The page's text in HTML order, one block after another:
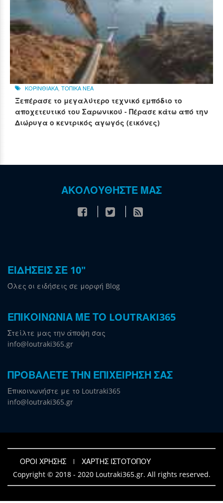
ΚΟΡΙΝΘΙΑΚΑ, ΤΟΠΙΚΑ ΝΕΑ
Ξεπέρασε το μεγαλύτερο τεχνικό εμπόδιο το
αποχετευτικό του Σαρωνικού - Πέρασε κάτω από την
Διώρυγα ο κεντρικός αγωγός (εικόνες)
ΑΚΟΛΟΥΘΗΣΤΕ ΜΑΣ
ΕΙΔΗΣΕΙΣ ΣΕ 10"
Όλες οι ειδήσεις σε μορφή Blog
ΕΠΙΚΟΙΝΩΝΙΑ ΜΕ ΤΟ LOUTRAKI365
Στείλτε μας την άποψη σας
info@loutraki365.gr
ΠΡΟΒΑΛΕΤΕ ΤΗΝ ΕΠΙΧΕΙΡΗΣΗ ΣΑΣ
Επικοινωνήστε με το Loutraki365
info@loutraki365.gr
ΟΡΟΙ ΧΡΗΣΗΣ
ΧΑΡΤΗΣ ΙΣΤΟΤΟΠΟΥ
Copyright © 2018 - 2020 Loutraki365.gr. All rights reserved.